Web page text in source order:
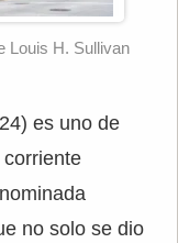
Louis H. Sullivan
es uno de
no solo se dio